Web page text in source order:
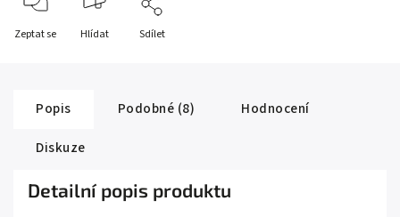
Zeptat se Hlídat Sdílet
Popis Podobné (8)
Hodnocení
Diskuze
Detailní popis produktu